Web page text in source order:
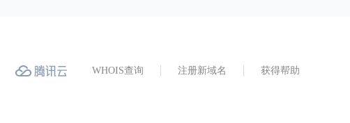
WHOIS查询 注册新域名 获得帮助